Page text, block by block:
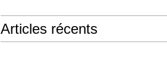
Articles récents